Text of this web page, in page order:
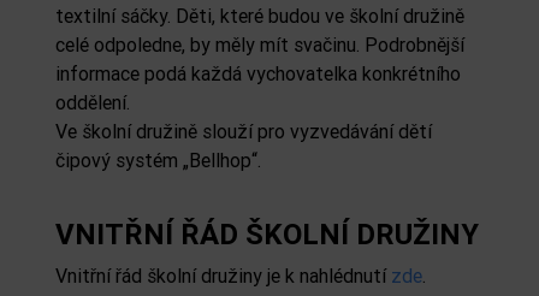
textilní sáčky. Děti, které budou ve školní družině
celé odpoledne, by měly mít svačinu. Podrobnější
informace podá každá vychovatelka konkrétního
oddělení.
Ve školní družině slouží pro vyzvedávání dětí
čipový systém „Bellhop“.
VNITŘNÍ ŘÁD ŠKOLNÍ DRUŽINY
Vnitřní řád školní družiny je k nahlédnutí zde.